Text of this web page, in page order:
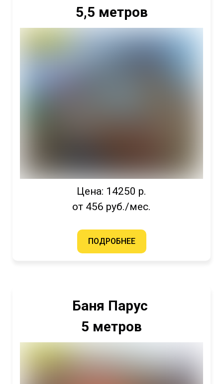
5,5 метров
Цена: 14250 р.
от 456 руб./мес.
ПОДРОБНЕЕ
Баня Парус
5 метров